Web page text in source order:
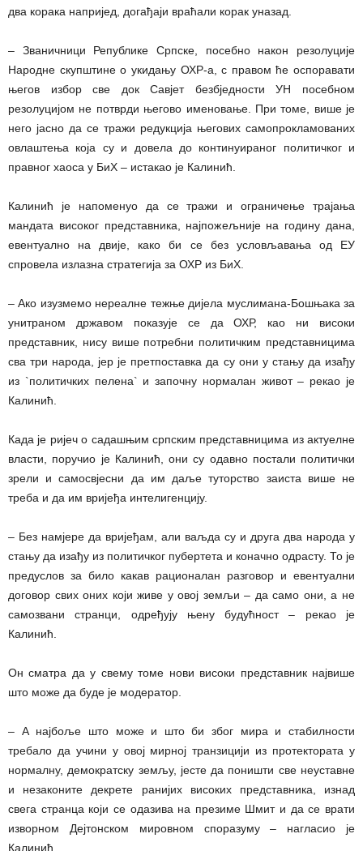
два корака напријед, догађаји враћали корак уназад.
– Званичници Републике Српске, посебно након резолуције
Народне скупштине о укидању ОХР-а, с правом ће оспоравати
његов избор све док Савјет безбједности УН посебном
резолуцијом не потврди његово именовање. При томе, више је
него јасно да се тражи редукција његових самопрокламованих
овлаштења која су и довела до континуираног политичког и
правног хаоса у БиХ – истакао је Калинић.
Калинић је напоменуо да се тражи и ограничење трајања
мандата високог представника, најпожељније на годину дана,
евентуално на двије, како би се без условљавања од ЕУ
спровела излазна стратегија за ОХР из БиХ.
– Ако изузмемо нереалне тежње дијела муслимана-Бошњака за
унитраном државом показује се да ОХР, као ни високи
представник, нису више потребни политичким представницима
сва три народа, јер је претпоставка да су они у стању да изађу
из `политичких пелена` и започну нормалан живот – рекао је
Калинић.
Када је ријеч о садашњим српским представницима из актуелне
власти, поручио је Калинић, они су одавно постали политички
зрели и самосвјесни да им даље туторство заиста више не
треба и да им вријеђа интелигенцију.
– Без намјере да вријеђам, али ваљда су и друга два народа у
стању да изађу из политичког пубертета и коначно одрасту. То је
предуслов за било какав рационалан разговор и евентуални
договор свих оних који живе у овој земљи – да само они, а не
самозвани странци, одређују њену будућност – рекао је
Калинић.
Он сматра да у свему томе нови високи представник највише
што може да буде је модератор.
– А најбоље што може и што би због мира и стабилности
требало да учини у овој мирној транзицији из протектората у
нормалну, демократску земљу, јесте да поништи све неуставне
и незаконите декрете ранијих високих представника, изнад
свега странца који се одазива на презиме Шмит и да се врати
изворном Дејтонском мировном споразуму – нагласио је
Калинић.